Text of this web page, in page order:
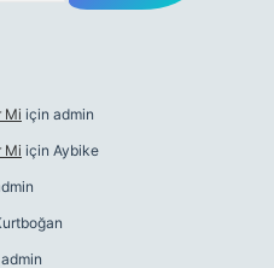
Mi için admin
Mi için Aybike
admin